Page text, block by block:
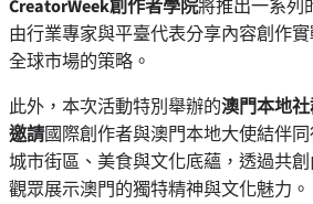
CreatorWeek創作者學院將推出一系列
由行業專家與平臺代表分享內容創作
全球市場的策略。
此外，本次活動特別舉辦的澳門本地
邀請國際創作者與澳門本地大使結伴
城市街區、美食與文化底蘊，透過共
觀眾展示澳門的獨特精神與文化魅力。